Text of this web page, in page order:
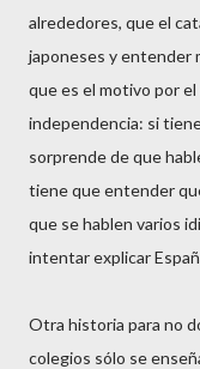
alrededores, que el
japoneses y entender
que es el motivo por
independencia: si
sorprende de que
tiene que entender
que se hablen varios
intentar explicar
Otra historia para no
colegios sólo se